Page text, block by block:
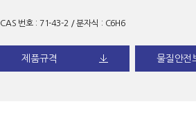
CAS 번호 : 71-43-2 / 분자식 : C6H6
제품규격 물질안전